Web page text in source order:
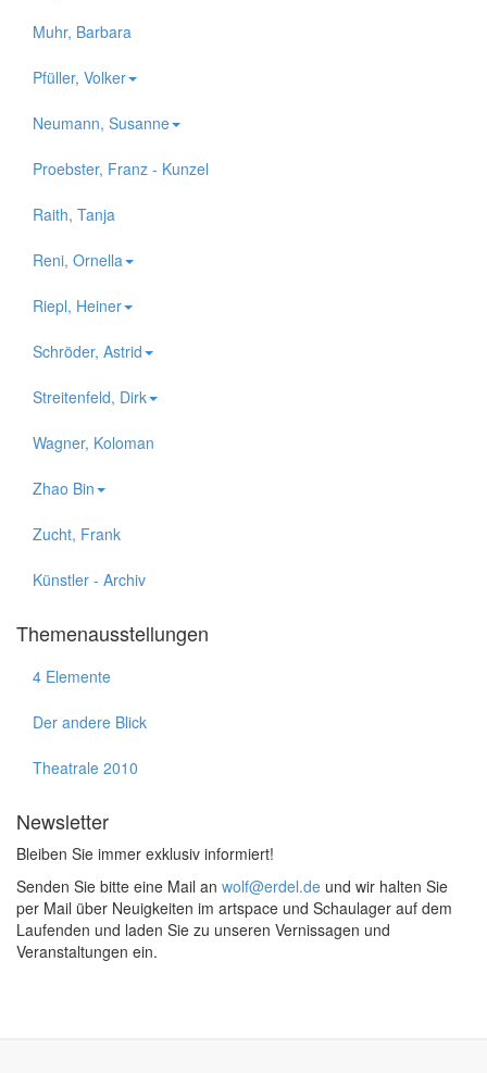
Muhr, Barbara
Pfüller, Volker
Neumann, Susanne
Proebster, Franz - Kunzel
Raith, Tanja
Reni, Ornella
Riepl, Heiner
Schröder, Astrid
Streitenfeld, Dirk
Wagner, Koloman
Zhao Bin
Zucht, Frank
Künstler - Archiv
Themenausstellungen
4 Elemente
Der andere Blick
Theatrale 2010
Newsletter
Bleiben Sie immer exklusiv informiert!
Senden Sie bitte eine Mail an wolf@erdel.de und wir halten Sie
per Mail über Neuigkeiten im artspace und Schaulager auf dem
Laufenden und laden Sie zu unseren Vernissagen und
Veranstaltungen ein.